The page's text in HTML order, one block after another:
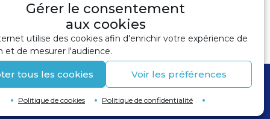
Gérer le consentement
aux cookies
utilise des cookies afin d'enrichir votre expérience de
et de mesurer l'audience.
tous les cookies Voir les préférences
Politique de cookies Politique de confidentialité
ports dans la Charte pour un total de 70
Retour en haut de page